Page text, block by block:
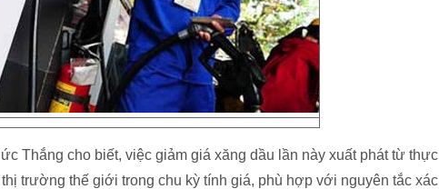
Thắng cho biết, việc giảm giá xăng dầu lần này xuất phát từ thực
trường thế giới trong chu kỳ tính giá, phù hợp với nguyên tắc xác